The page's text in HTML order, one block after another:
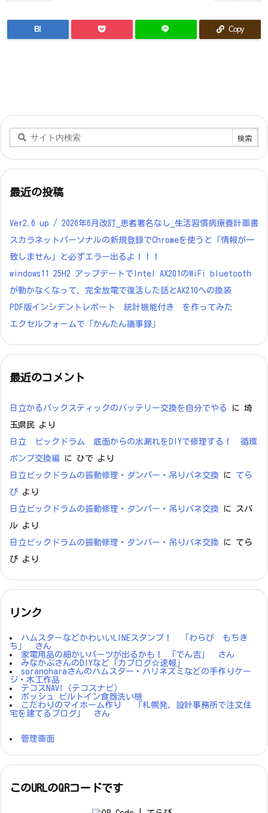
B! Copy
最近の投稿
Ver2.6 up / 2026年6月改訂_患者署名なし_生活習慣病療養計画書
スカラネットパーソナルの新規登録でChromeを使うと「情報が一
致しません」と必ずエラー出るよ！！！
windows11 25H2 アップデートでIntel AX201のWiFi bluetooth
が動かなくなって、完全放電で復活した話とAX210への換装
PDF版インシデントレポート 統計機能付き を作ってみた
エクセルフォームで「かんたん議事録」
最近のコメント
日立かるパックスティックのバッテリー交換を自分でやる に 埼
玉県民 より
日立 ビックドラム 底面からの水漏れをDIYで修理する！ 循環
ポンプ交換編 に ひで より
日立ビックドラムの振動修理・ダンパー・吊りバネ交換 に てら
ぴ より
日立ビックドラムの振動修理・ダンパー・吊りバネ交換 に
スバ
ル より
日立ビックドラムの振動修理・ダンパー・吊りバネ交換 に てら
ぴ より
リンク
ハムスターなどかわいいLINEスタンプ！ 「わらび もちき
ち」 さん
家電用品の細かいパーツが出るかも！ 「でん吉」 さん
みなかぶさんのDIYなど「カブログ☆速報」
soranoharaさんのハムスター・ハリネズミなどの手作りケー
ジ・木工作品
テコスNAVI（テコスナビ）
ボッシュ ビルトイン食器洗い機
こだわりのマイホーム作り 「札幌発、設計事務所で注文住
宅を建てるブログ」 さん
管理画面
このURLのQRコードです